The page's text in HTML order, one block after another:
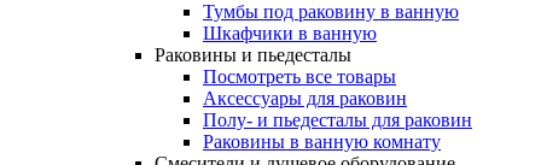
Тумбы под раковину в ванную
Шкафчики в ванную
Раковины и пьедесталы
Посмотреть все товары
Аксессуары для раковин
Полу- и пьедесталы для раковин
Раковины в ванную комнату